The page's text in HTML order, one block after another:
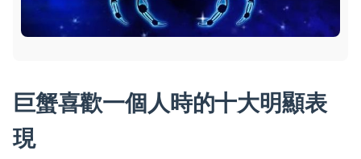
巨蟹喜歡一個人時的十大明顯表
現